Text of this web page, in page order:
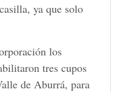
ya que solo
los
tres cupos
de Aburrá, para